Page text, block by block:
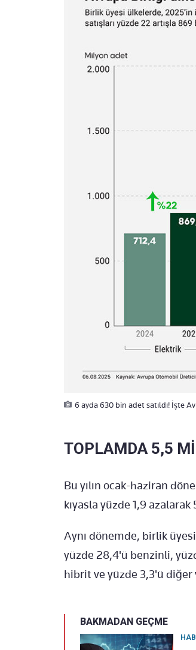
6 ayda 630 bin adet satıldı! İşte
TOPLAMDA 5,5
Bu yılın ocak-haziran
kıyasla yüzde 1,9
Aynı dönemde, birlik
yüzde 28,4'ü benzinli,
hibrit ve yüzde 3,3'ü diğer
BAKMADAN GEÇME